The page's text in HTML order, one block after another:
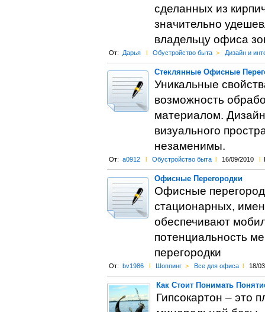
сделанных из
значительно
владельцу офиса
От: Дарья l Обустройство быта > Дизайн и
Стеклянные Офисные
Уникальные
возможность
материалом.
визуального
незаменимы.
От: a0912 l Обустройство быта l 16/09/2010 l
Офисные Перегородки
Офисные
стационарных,
обеспечивают
потенциальность
перегородки
От: bv1986 l Шоппинг > Все для офиса l 18/
Как Стоит Понимать
Гипсокартон – это